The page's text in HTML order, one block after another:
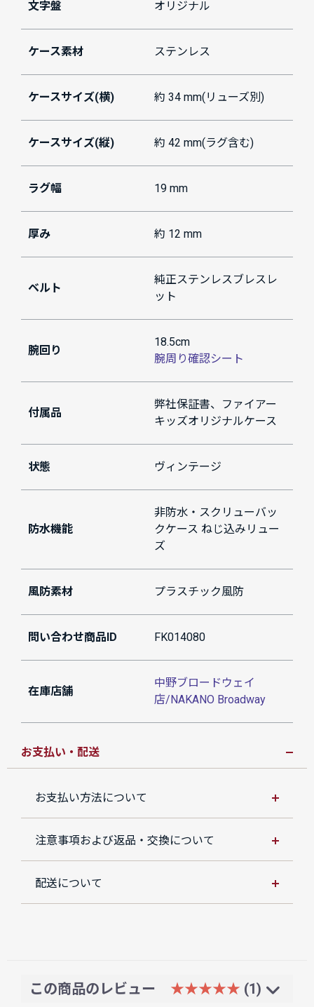
文字盤 オリジナル
ケース素材 ステンレス
ケースサイズ(横) 約 34 mm(リューズ別)
ケースサイズ(縦) 約 42 mm(ラグ含む)
ラグ幅 19 mm
厚み 約 12 mm
ベルト
純正ステンレスブレスレ
ット
腕回り
18.5cm
腕周り確認シート
付属品
弊社保証書、ファイアー
キッズオリジナルケース
状態 ヴィンテージ
防水機能
非防水・スクリューバッ
クケース ねじ込みリュー
ズ
風防素材 プラスチック風防
問い合わせ商品ID FK014080
在庫店舗
中野ブロードウェイ
店/NAKANO Broadway
お支払い・配送
お支払い方法について
注意事項および返品・交換について
配送について
この商品のレビュー ★★★★★ (1)